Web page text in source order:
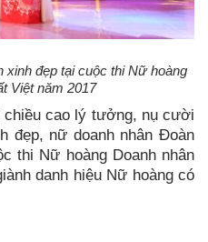
xinh đẹp tại cuộc thi Nữ hoàng
Việt năm 2017
cao lý tưởng, nụ cười
đẹp, nữ doanh nhân Đoàn
thi Nữ hoàng Doanh nhân
danh hiệu Nữ hoàng có